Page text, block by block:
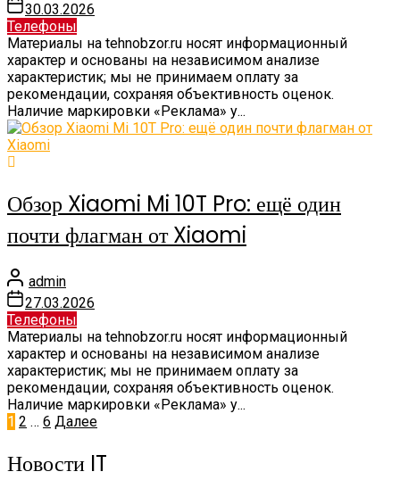
30.03.2026
Телефоны
Материалы на tehnobzor.ru носят информационный
характер и основаны на независимом анализе
характеристик; мы не принимаем оплату за
рекомендации, сохраняя объективность оценок.
Наличие маркировки «Реклама» у...
Обзор Xiaomi Mi 10T Pro: ещё один
почти флагман от Xiaomi
admin
27.03.2026
Телефоны
Материалы на tehnobzor.ru носят информационный
характер и основаны на независимом анализе
характеристик; мы не принимаем оплату за
рекомендации, сохраняя объективность оценок.
Наличие маркировки «Реклама» у...
Пагинация
записей
1 2 … 6 Далее
Новости IT